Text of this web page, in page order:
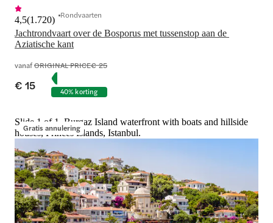
Jachtrondvaart over de Bosporus met tussenstop aan de
Aziatische kant
4,5(1.720) Rondvaarten
vanafORIGINAL PRICE€ 25
€ 15 40% korting
Gratis annulering
Slide 1 of 1, Burgaz Island waterfront with boats and hillside
houses, Princes Islands, Istanbul.